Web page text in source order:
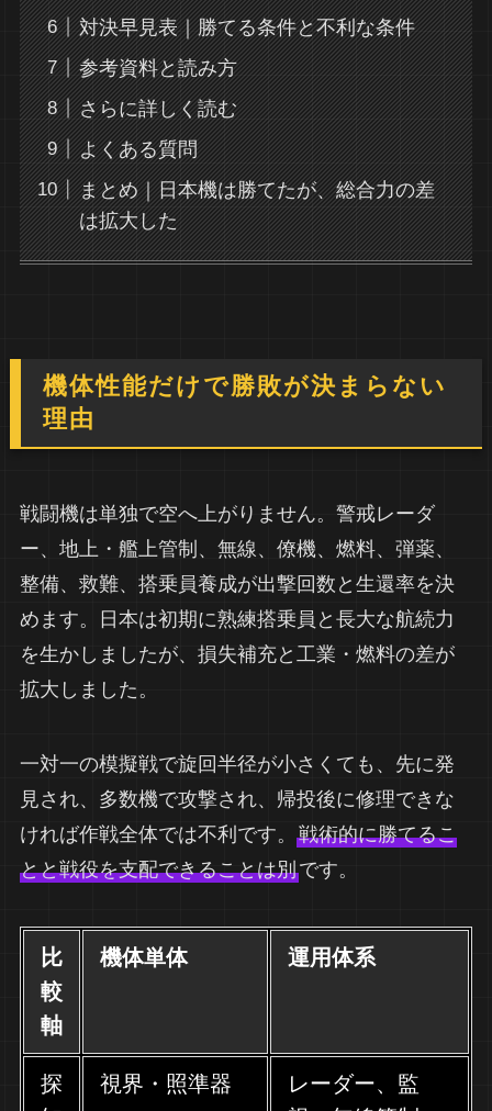
対決早見表｜勝てる条件と不利な条件
参考資料と読み方
さらに詳しく読む
よくある質問
まとめ｜日本機は勝てたが、総合力の差
は拡大した
機体性能だけで勝敗が決まらない
理由
戦闘機は単独で空へ上がりません。警戒レーダ
ー、地上・艦上管制、無線、僚機、燃料、弾薬、
整備、救難、搭乗員養成が出撃回数と生還率を決
めます。日本は初期に熟練搭乗員と長大な航続力
を生かしましたが、損失補充と工業・燃料の差が
拡大しました。
一対一の模擬戦で旋回半径が小さくても、先に発
見され、多数機で攻撃され、帰投後に修理できな
ければ作戦全体では不利です。 戦術的に勝てるこ
とと戦役を支配できることは別です。
比
較
軸
機体単体 運用体系
探
視界・照準器
レーダー、監